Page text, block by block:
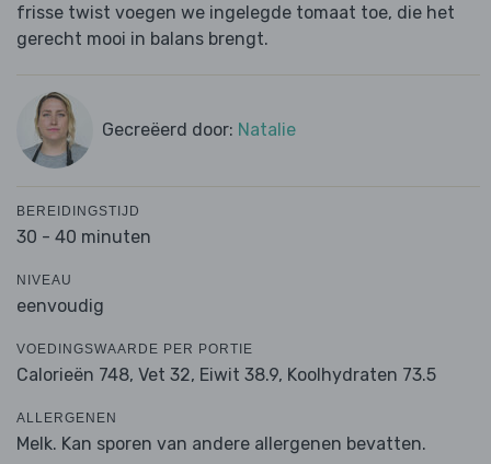
frisse twist voegen we ingelegde tomaat toe, die het
gerecht mooi in balans brengt.
Gecreëerd door: Natalie
BEREIDINGSTIJD
30 - 40 minuten
NIVEAU
eenvoudig
VOEDINGSWAARDE PER PORTIE
Calorieën 748, Vet 32, Eiwit 38.9, Koolhydraten 73.5
ALLERGENEN
Melk. Kan sporen van andere allergenen bevatten.